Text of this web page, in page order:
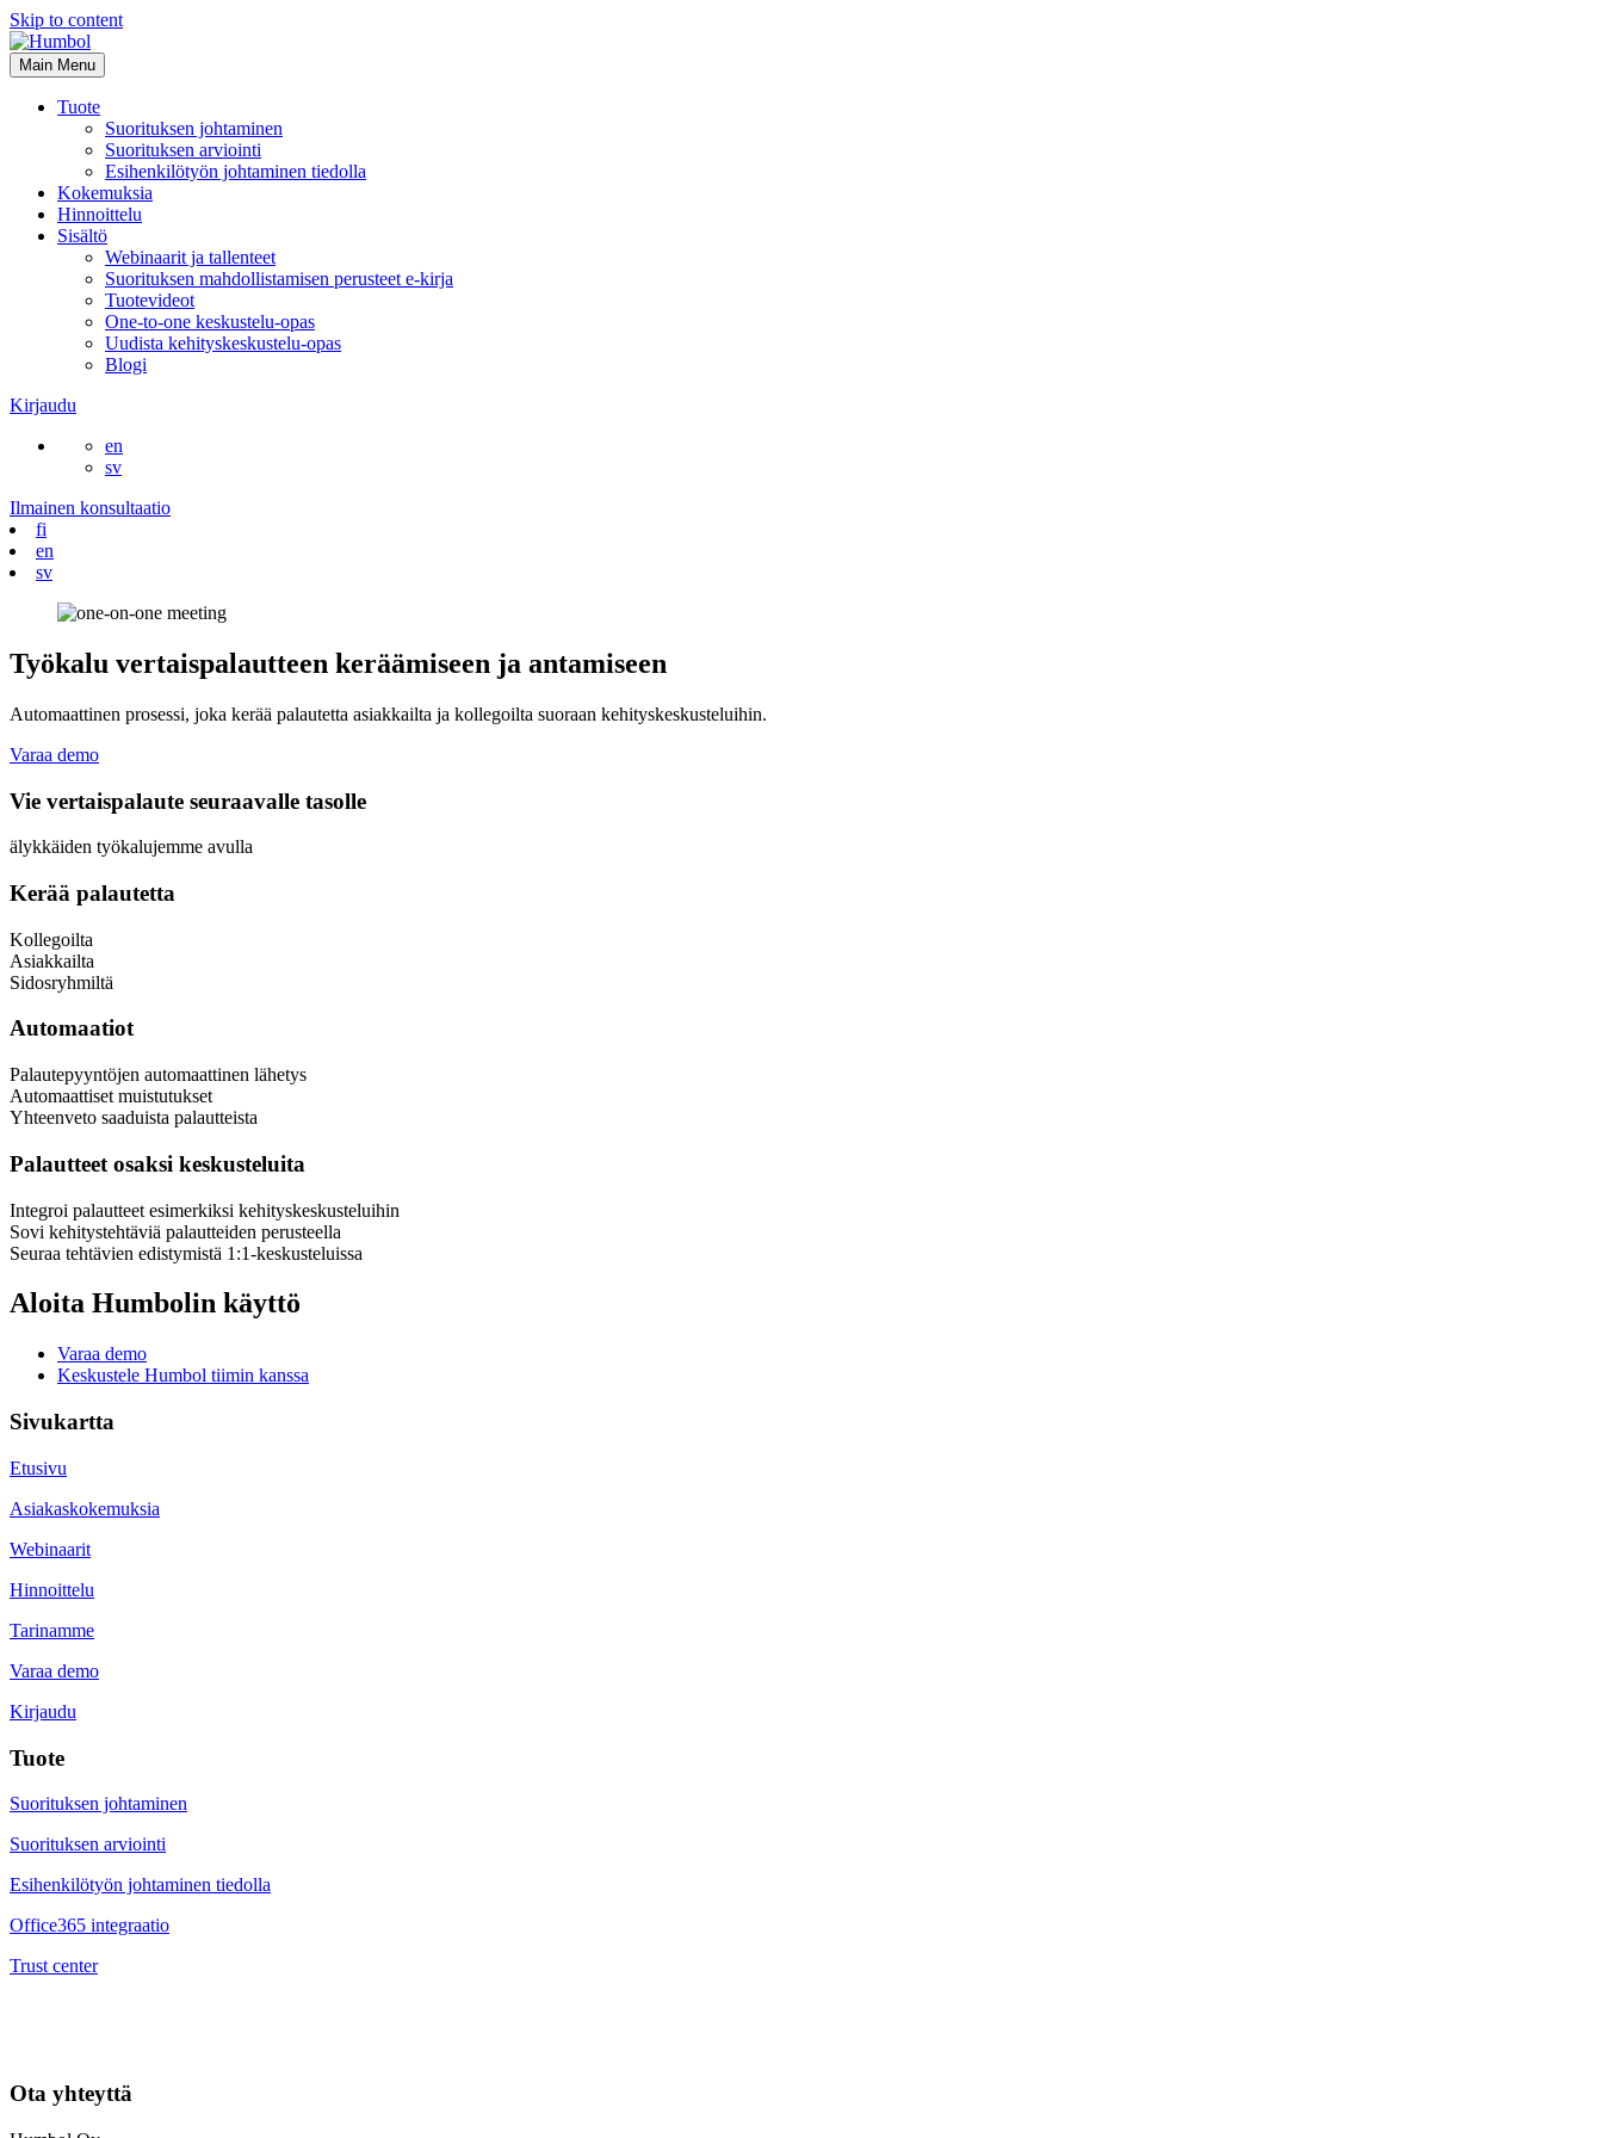
Skip to content
Main Menu
Tuote
Suorituksen johtaminen
Suorituksen arviointi
Esihenkilötyön johtaminen tiedolla
Kokemuksia
Hinnoittelu
Sisältö
Webinaarit ja tallenteet
Suorituksen mahdollistamisen perusteet e-kirja
Tuotevideot
One-to-one keskustelu-opas
Uudista kehityskeskustelu-opas
Blogi
Kirjaudu
en
sv
Ilmainen konsultaatio
fi
en
sv
Työkalu vertaispalautteen keräämiseen ja antamiseen
Automaattinen prosessi, joka kerää palautetta asiakkailta ja kollegoilta suoraan kehityskeskusteluihin.
Varaa demo
Vie vertaispalaute seuraavalle tasolle
älykkäiden työkalujemme avulla
Kerää palautetta
Kollegoilta
Asiakkailta
Sidosryhmiltä
Automaatiot
Palautepyyntöjen automaattinen lähetys
Automaattiset muistutukset
Yhteenveto saaduista palautteista
Palautteet osaksi keskusteluita
Integroi palautteet esimerkiksi kehityskeskusteluihin
Sovi kehitystehtäviä palautteiden perusteella
Seuraa tehtävien edistymistä 1:1-keskusteluissa
Aloita Humbolin käyttö
Varaa demo
Keskustele Humbol tiimin kanssa
Sivukartta
Etusivu
Asiakaskokemuksia
Webinaarit
Hinnoittelu
Tarinamme
Varaa demo
Kirjaudu
Tuote
Suorituksen johtaminen
Suorituksen arviointi
Esihenkilötyön johtaminen tiedolla
Office365 integraatio
Trust center
Ota yhteyttä